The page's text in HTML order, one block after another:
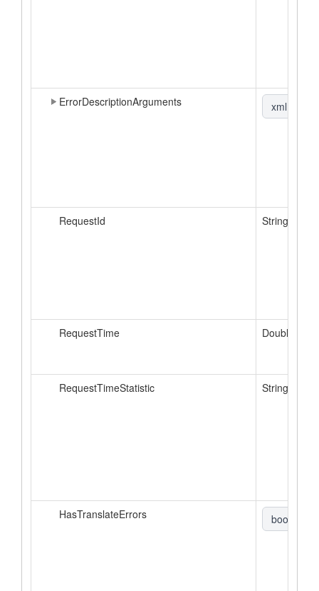
ErrorDescriptionArguments xml
RequestId String
RequestTime Double
RequestTimeStatistic String
HasTranslateErrors boolean